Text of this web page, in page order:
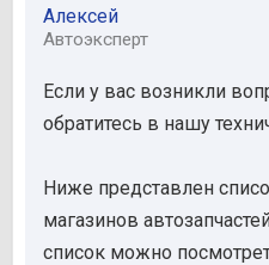
Алексей
Автоэксперт
Если у вас возникли
обратитесь в нашу
Ниже представлен
магазинов
список можно